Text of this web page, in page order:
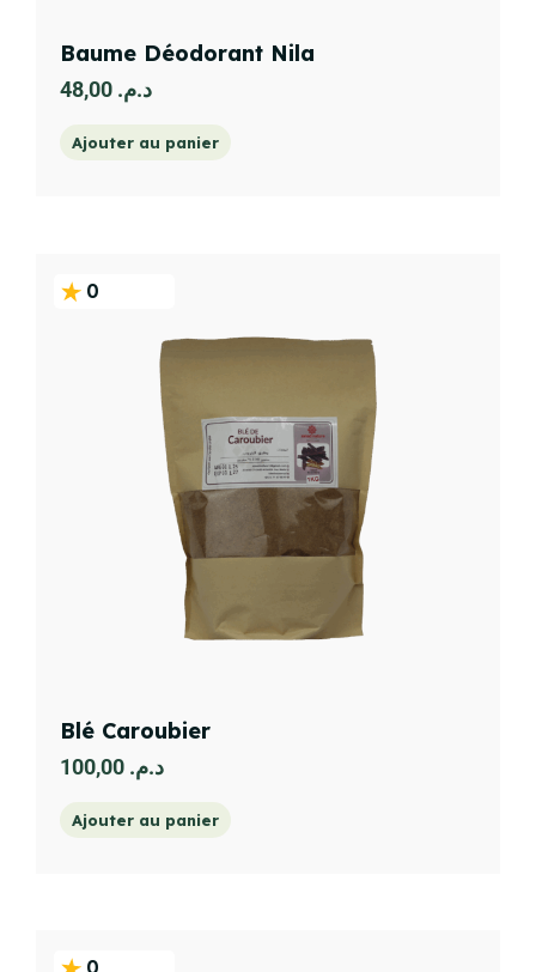
Baume Déodorant Nila
د.م.
Ajouter au panier
0
Blé Caroubier
د.م.
Ajouter au panier